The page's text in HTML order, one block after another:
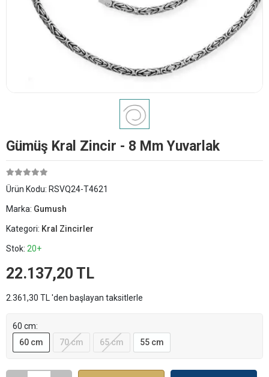
Gümüş Kral Zincir - 8 Mm Yuvarlak
Ürün Kodu: RSVQ24-T4621
Marka: Gumush
Kategori: Kral Zincirler
Stok: 20+
22.137,20 TL
2.361,30 TL 'den başlayan taksitlerle
60 cm:
60 cm
70 cm 65 cm 55 cm